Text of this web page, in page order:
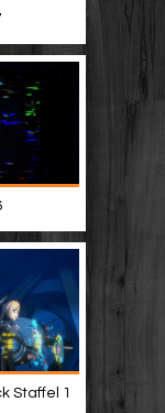
Staffel 1